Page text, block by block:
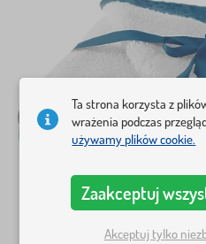
Ta strona korzysta z
wrażenia podczas
używamy plików cookie.
Zaakceptuj
Akceptuj tylko